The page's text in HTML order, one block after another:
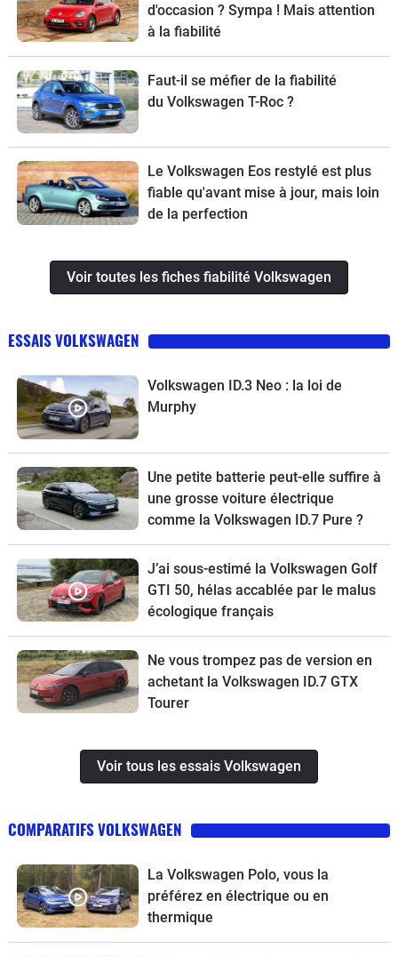
d'occasion ? Sympa ! Mais attention
à la fiabilité
Faut-il se méfier de la fiabilité
du Volkswagen T-Roc ?
Le Volkswagen Eos restylé est plus
fiable qu'avant mise à jour, mais loin
de la perfection
Voir toutes les fiches fiabilité Volkswagen
ESSAIS VOLKSWAGEN
Volkswagen ID.3 Neo : la loi de
Murphy
Une petite batterie peut-elle suffire à
une grosse voiture électrique
comme la Volkswagen ID.7 Pure ?
J’ai sous-estimé la Volkswagen Golf
GTI 50, hélas accablée par le malus
écologique français
Ne vous trompez pas de version en
achetant la Volkswagen ID.7 GTX
Tourer
Voir tous les essais Volkswagen
COMPARATIFS VOLKSWAGEN
La Volkswagen Polo, vous la
préférez en électrique ou en
thermique